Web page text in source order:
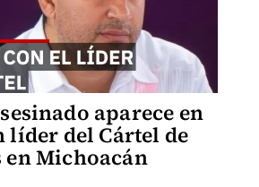
aparece en
líder del Cártel de
en Michoacán